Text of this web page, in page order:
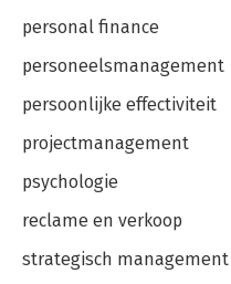
personal finance
personeelsmanagement
persoonlijke effectiviteit
projectmanagement
psychologie
reclame en verkoop
strategisch management